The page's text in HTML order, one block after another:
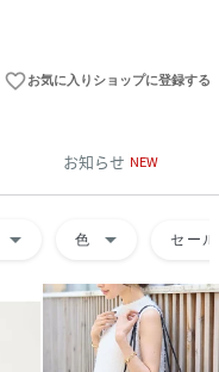
favorite_borderお気に入りショップに登録する
お知らせ NEW
arrow_drop_down 色 arrow_drop_down セール